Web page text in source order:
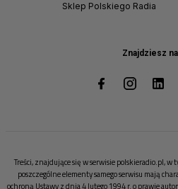
Znajdziesz
Sklep Polskiego Radia
Treści, znajdujące się w serwisie polskieradio.pl, w
poszczególne elementy samego serwisu mają
ochroną Ustawy z dnia 4 lutego 1994 r. o prawie